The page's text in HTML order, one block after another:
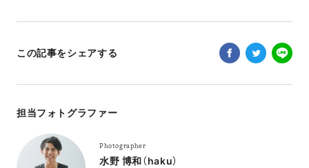
この記事をシェアする
担当フォトグラファー
Photographer
水野 博和（haku）